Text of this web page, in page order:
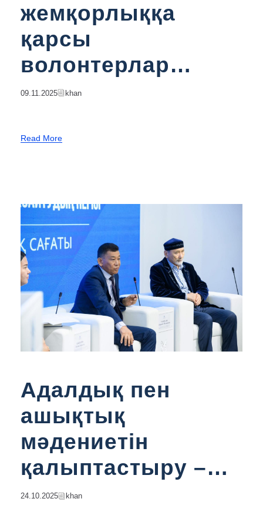
жемқорлыққа
қарсы
волонтерлар
кездесуі өтті
09.11.2025 Khan
Read More
Адалдық пен
ашықтық
мәдениетін
қалыптастыру –
сыбайлас
24.10.2025 Khan